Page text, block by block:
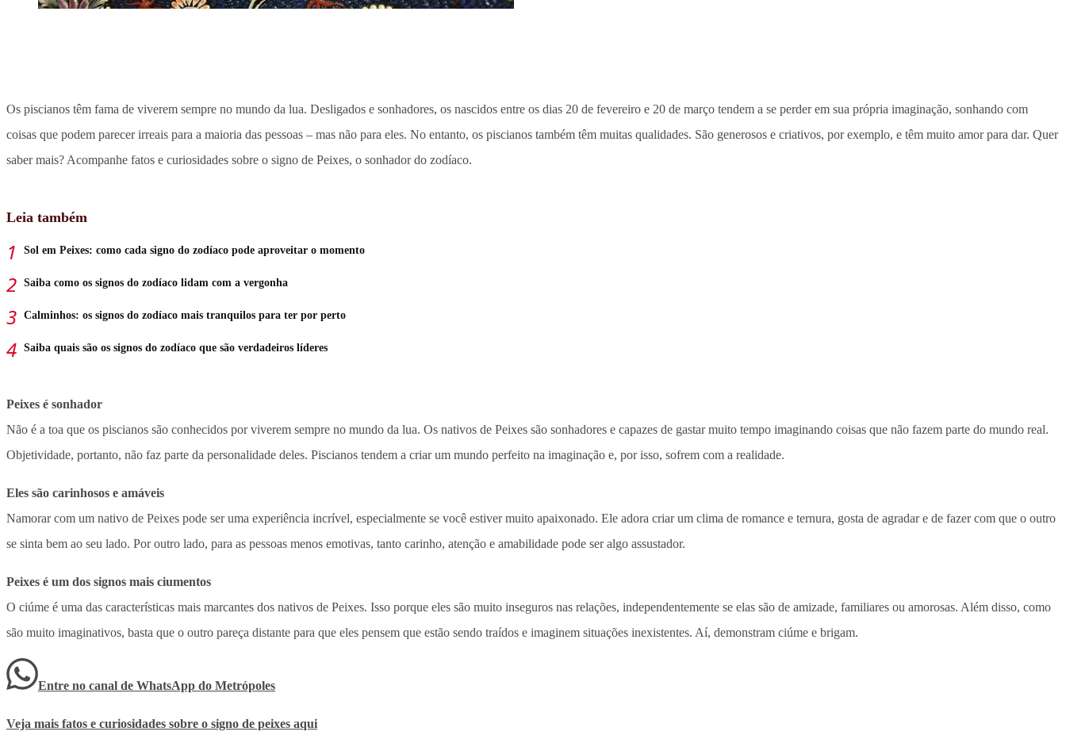
Os piscianos têm fama de viverem sempre no mundo da lua. Desligados e sonhadores, os nascidos entre os dias 20 de fevereiro e 20 de março tendem a se perder em sua própria imaginação, sonhando com
coisas que podem parecer irreais para a maioria das pessoas – mas não para eles. No entanto, os piscianos também têm muitas qualidades. São generosos e criativos, por exemplo, e têm muito amor para dar. Quer
saber mais? Acompanhe fatos e curiosidades sobre o signo de Peixes, o sonhador do zodíaco.
Leia também
Sol em Peixes: como cada signo do zodíaco pode aproveitar o momento
Saiba como os signos do zodíaco lidam com a vergonha
Calminhos: os signos do zodíaco mais tranquilos para ter por perto
Saiba quais são os signos do zodíaco que são verdadeiros líderes
Peixes é sonhador
Não é a toa que os piscianos são conhecidos por viverem sempre no mundo da lua. Os nativos de Peixes são sonhadores e capazes de gastar muito tempo imaginando coisas que não fazem parte do mundo real.
Objetividade, portanto, não faz parte da personalidade deles. Piscianos tendem a criar um mundo perfeito na imaginação e, por isso, sofrem com a realidade.
Eles são carinhosos e amáveis
Namorar com um nativo de Peixes pode ser uma experiência incrível, especialmente se você estiver muito apaixonado. Ele adora criar um clima de romance e ternura, gosta de agradar e de fazer com que o outro
se sinta bem ao seu lado. Por outro lado, para as pessoas menos emotivas, tanto carinho, atenção e amabilidade pode ser algo assustador.
Peixes é um dos signos mais ciumentos
O ciúme é uma das características mais marcantes dos nativos de Peixes. Isso porque eles são muito inseguros nas relações, independentemente se elas são de amizade, familiares ou amorosas. Além disso, como
são muito imaginativos, basta que o outro pareça distante para que eles pensem que estão sendo traídos e imaginem situações inexistentes. Aí, demonstram ciúme e brigam.
Entre no canal de WhatsApp do Metrópoles
Veja mais fatos e curiosidades sobre o signo de peixes aqui